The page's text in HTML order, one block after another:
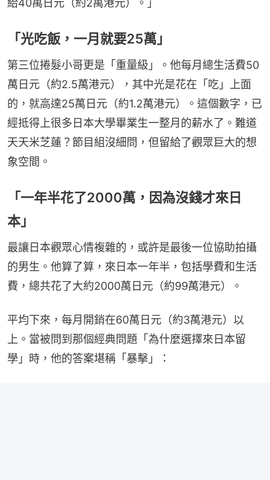
給40萬日元（約2萬港元）。」
「光吃飯，一月就要25萬」
第三位捲髮小哥更是「重量級」。他每月總生活費50
萬日元（約2.5萬港元），其中光是花在「吃」上面
的，就高達25萬日元（約1.2萬港元）。這個數字，已
經抵得上很多日本大學畢業生一整月的薪水了。難道
天天米芝蓮？節目組沒細問，但留給了觀眾巨大的想
象空間。
「一年半花了2000萬，因為沒錢才來日
本」
最讓日本觀眾心情複雜的，或許是最後一位協助拍攝
的男生。他算了算，來日本一年半，包括學費和生活
費，總共花了大約2000萬日元（約99萬港元）。
平均下來，每月開銷在60萬日元（約3萬港元）以
上。當被問到那個經典問題「為什麼選擇來日本留
學」時，他的答案堪稱「暴擊」：